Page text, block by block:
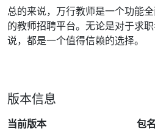
总的来说，万行教师是一个功能
的教师招聘平台。无论是对于求
说，都是一个值得信赖的选择。
版本信息
当前版本
包